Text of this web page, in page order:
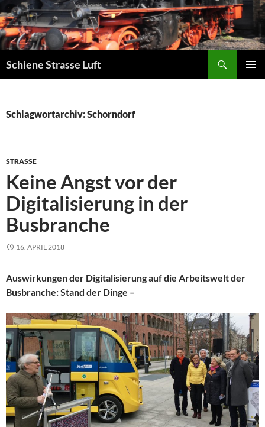
Zum
Inhalt
springen
Schiene Strasse Luft
Schlagwortarchiv: Schorndorf
STRASSE
Keine Angst vor der
Digitalisierung in der
Busbranche
16. APRIL 2018
Auswirkungen der Digitalisierung auf die Arbeitswelt der
Busbranche: Stand der Dinge –